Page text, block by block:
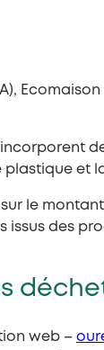
et
le
des
web –